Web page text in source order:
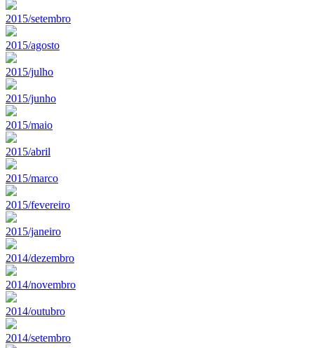
2015/setembro
2015/agosto
2015/julho
2015/junho
2015/maio
2015/abril
2015/marco
2015/fevereiro
2015/janeiro
2014/dezembro
2014/novembro
2014/outubro
2014/setembro